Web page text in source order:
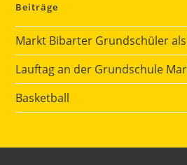
Beiträge
Markt Bibarter Grundschüler
Lauftag an der Grundschule
Basketball